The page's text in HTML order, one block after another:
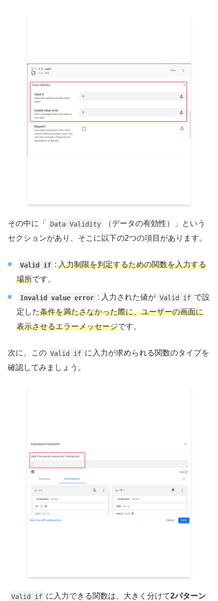
その中に「 Data Validity
（データの有効性）」という
セクションがあり、そこに以下の2つの項目があります。
Valid if :入力制限を判定するための関数を入力する
場所です。
Invalid value error : 入力された値が Valid if で設
定した条件を満たさなかった際に、ユーザーの画面に
表示させるエラーメッセージです。
次に、この Valid if に入力が求められる関数のタイプを
確認してみましょう。
Valid if に入力できる関数は、大きく分けて2パターン